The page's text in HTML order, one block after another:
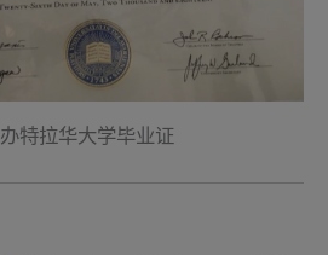
办特拉华大学毕业证